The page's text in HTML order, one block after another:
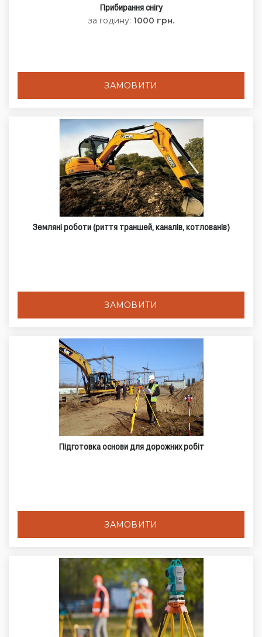
Прибирання снігу
за годину: 1000 грн.
ЗАМОВИТИ
Земляні роботи (риття траншей, каналів, котлованів)
ЗАМОВИТИ
Підготовка основи для дорожних робіт
ЗАМОВИТИ